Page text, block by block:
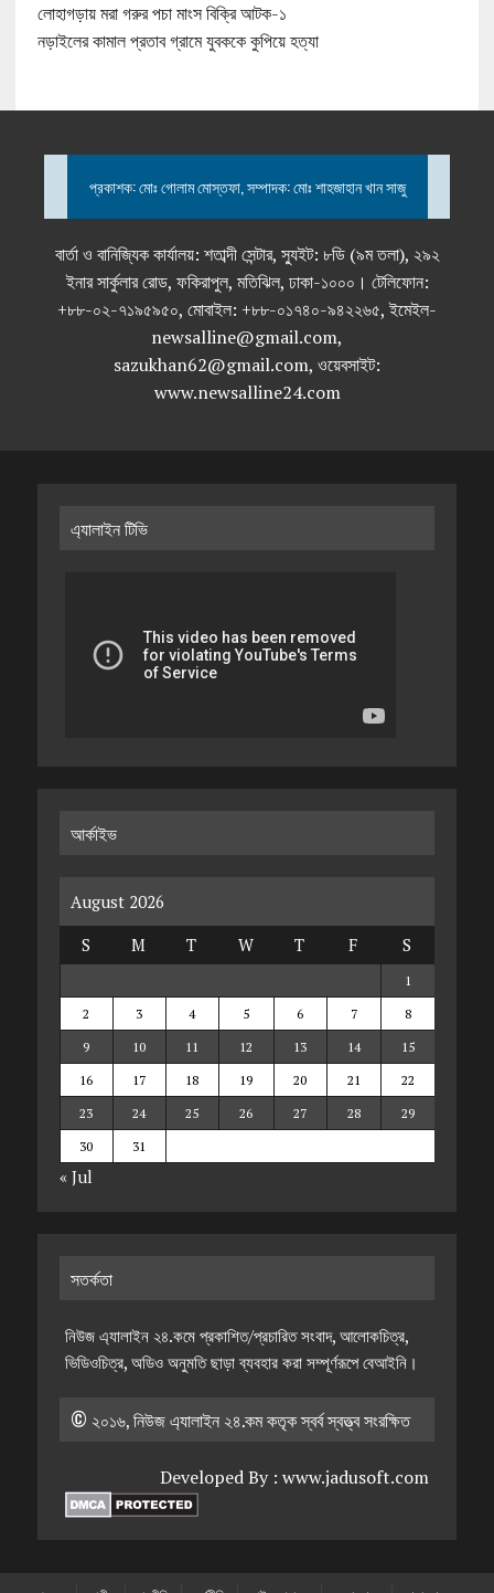
লোহাগড়ায় মরা গরুর পচা মাংস বিক্রি আটক-১
নড়াইলের কামাল প্রতাব গ্রামে যুবককে কুপিয়ে হত্যা
প্রকাশক: মোঃ গোলাম মোস্তফা, সম্পাদক: মোঃ শাহজাহান খান সাজু
বার্তা ও বানিজ্যিক কার্যালয়: শতাব্দী সেন্টার, স্যুইট: ৮ডি (৯ম তলা), ২৯২
ইনার সার্কুলার রোড, ফকিরাপুল, মতিঝিল, ঢাকা-১০০০। টেলিফোন:
+৮৮-০২-৭১৯৫৯৫০, মোবাইল: +৮৮-০১৭৪০-৯৪২২৬৫, ইমেইল-
newsalline@gmail.com,
sazukhan62@gmail.com, ওয়েবসাইট:
www.newsalline24.com
এ্যালাইন টিভি
আর্কাইভ
August 2026
S
M T W T F S
1
2
3 4 5 6 7
8
9
10 11 12 13 14
15
16
17 18 19 20 21
22
23
24 25 26 27 28
29
30
31
« Jul
সতর্কতা
নিউজ এ্যালাইন ২৪.কমে প্রকাশিত/প্রচারিত সংবাদ, আলোকচিত্র,
ভিডিওচিত্র, অডিও অনুমতি ছাড়া ব্যবহার করা সম্পূর্ণরূপে বেআইনি।
© ২০১৬, নিউজ এ্যালাইন ২৪.কম কতৃক স্বর্ব স্বত্ত্ব সংরক্ষিত
Developed By :www.jadusoft.com